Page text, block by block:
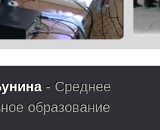
- Среднее
образование